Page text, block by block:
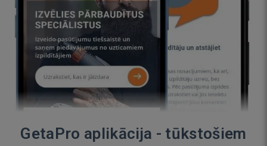
GetaPro aplikācija - tūkstošiem